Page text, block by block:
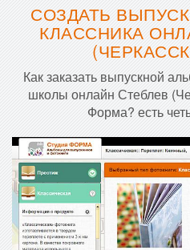
СОЗДАТЬ
КЛАССНИКА
Как заказать выпускной
школы онлайн Стеблев
Форма? есть